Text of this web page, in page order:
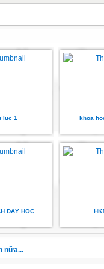
Lực tác dụng lên quả bóng
lục 1 khoa
DẠY HỌC
nữa...